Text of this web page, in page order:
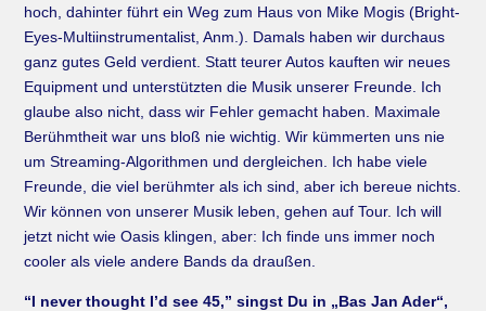
hoch, dahinter führt ein Weg zum Haus von Mike Mogis (Bright-
Eyes-Multiinstrumentalist, Anm.). Damals haben wir durchaus
ganz gutes Geld verdient. Statt teurer Autos kauften wir neues
Equipment und unterstützten die Musik unserer Freunde. Ich
glaube also nicht, dass wir Fehler gemacht haben. Maximale
Berühmtheit war uns bloß nie wichtig. Wir kümmerten uns nie
um Streaming-Algorithmen und dergleichen. Ich habe viele
Freunde, die viel berühmter als ich sind, aber ich bereue nichts.
Wir können von unserer Musik leben, gehen auf Tour. Ich will
jetzt nicht wie Oasis klingen, aber: Ich finde uns immer noch
cooler als viele andere Bands da draußen.
“I never thought I’d see 45,” singst Du in „Bas Jan Ader“,